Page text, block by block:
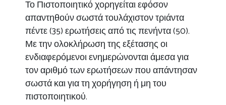
Το Πιστοποιητικό χορηγείται εφόσον
απαντηθούν σωστά τουλάχιστον τριάντα
πέντε (35) ερωτήσεις από τις πενήντα (50).
Με την ολοκλήρωση της εξέτασης οι
ενδιαφερόμενοι ενημερώνονται άμεσα για
τον αριθμό των ερωτήσεων που απάντησαν
σωστά και για τη χορήγηση ή μη του
πιστοποιητικού.